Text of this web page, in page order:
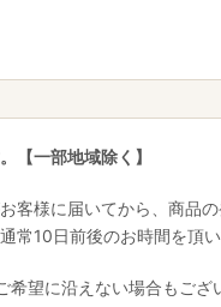
【一部地域除く】
客様に届いてから、商品
常10日前後のお時間を頂い
望に沿えない場合もござ